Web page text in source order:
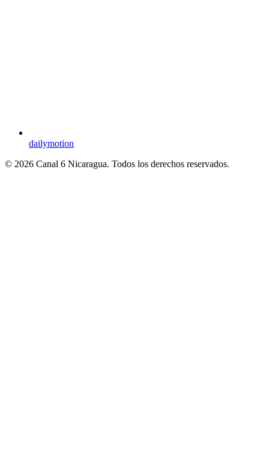
dailymotion
© 2026 Canal 6 Nicaragua. Todos los derechos reservados.